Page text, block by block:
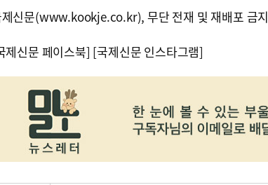
신문(www.kookje.co.kr), 무단 전재 및 재배포 금지
제신문 페이스북] [국제신문 인스타그램]